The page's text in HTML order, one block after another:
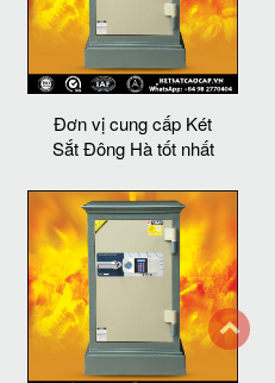
Đơn vị cung cấp Két
Sắt Đông Hà tốt nhất